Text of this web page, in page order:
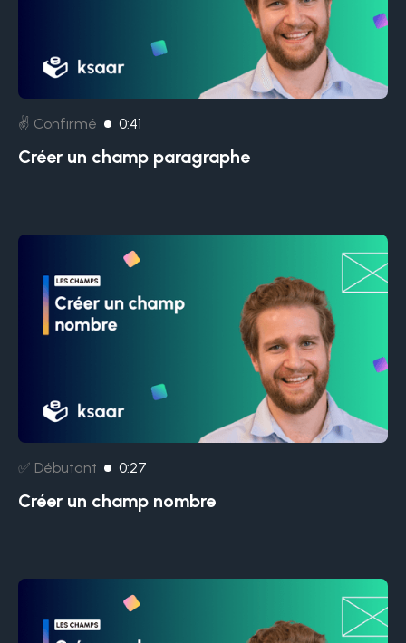
✌️ Confirmé 0:41
Créer un champ paragraphe
✅ Débutant 0:27
Créer un champ nombre